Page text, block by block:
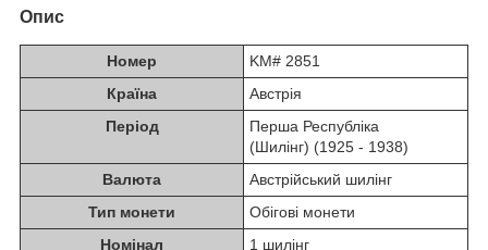
Опис
Номер
KM# 2851
Країна
Австрія
Період
Перша Республіка
(Шилінг) (1925 - 1938)
Валюта
Австрійський шилінг
Тип монети
Обігові монети
Номінал
1 шилінг